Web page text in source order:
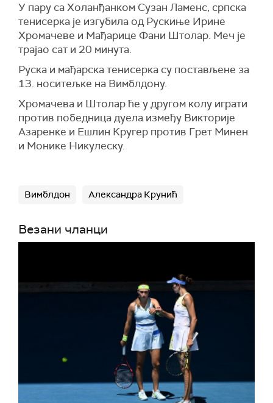
У пару са Холанђанком Сузан Ламенс, српска
тенисерка је изгубила од Рускиње Ирине
Хромачеве и Мађарице Фани Штолар. Меч је
трајао сат и 20 минута.
Руска и мађарска тенисерка су постављене за
13. носитељке на Вимблдону.
Хромачева и Штолар ће у другом колу играти
против победница дуела између Викторије
Азаренке и Ешлин Кругер против Грет Минен
и Монике Никулеску.
Вимблдон Александра Крунић
Везани чланци